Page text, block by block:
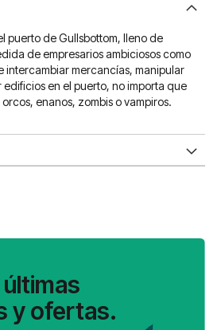
puerto de Gullsbottom, lleno de
de empresarios ambiciosos como
intercambiar mercancías, manipular
en el puerto, no importa que
enanos, zombis o vampiros.
y ofertas.